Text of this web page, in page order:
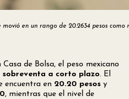
en un rango de 20.2634 pesos como
de Bolsa, el peso mexicano
sobreventa a corto plazo. El
encuentra en 20.20 pesos y
, mientras que el nivel de